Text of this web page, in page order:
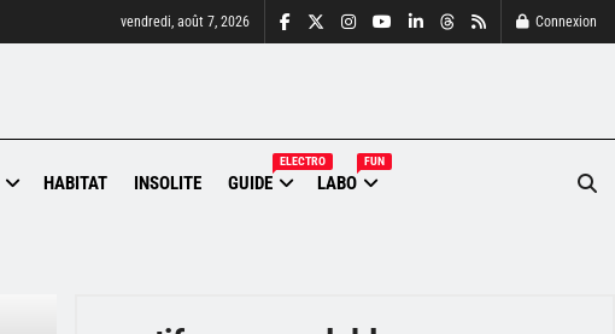
vendredi, août 7, 2026 Connexion
HABITAT INSOLITE GUIDE
ELECTRO
LABO
FUN